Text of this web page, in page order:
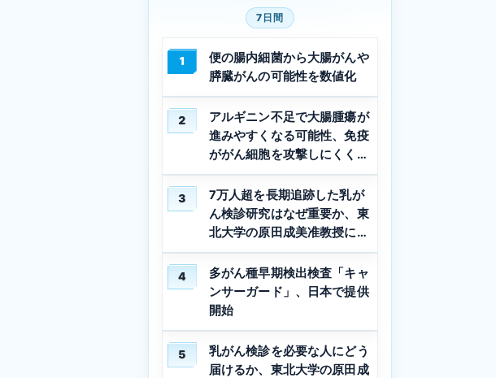
7日間
1
便の腸内細菌から大腸がんや
膵臓がんの可能性を数値化
2
アルギニン不足で大腸腫瘍が
進みやすくなる可能性、免疫
ががん細胞を攻撃しにくくな
る仕組みを解明
3
7万人超を長期追跡した乳が
ん検診研究はなぜ重要か、東
北大学の原田成美准教授に聞
く Vol.3
4
多がん種早期検出検査「キャ
ンサーガード」、日本で提供
開始
5
乳がん検診を必要な人にどう
届けるか、東北大学の原田成